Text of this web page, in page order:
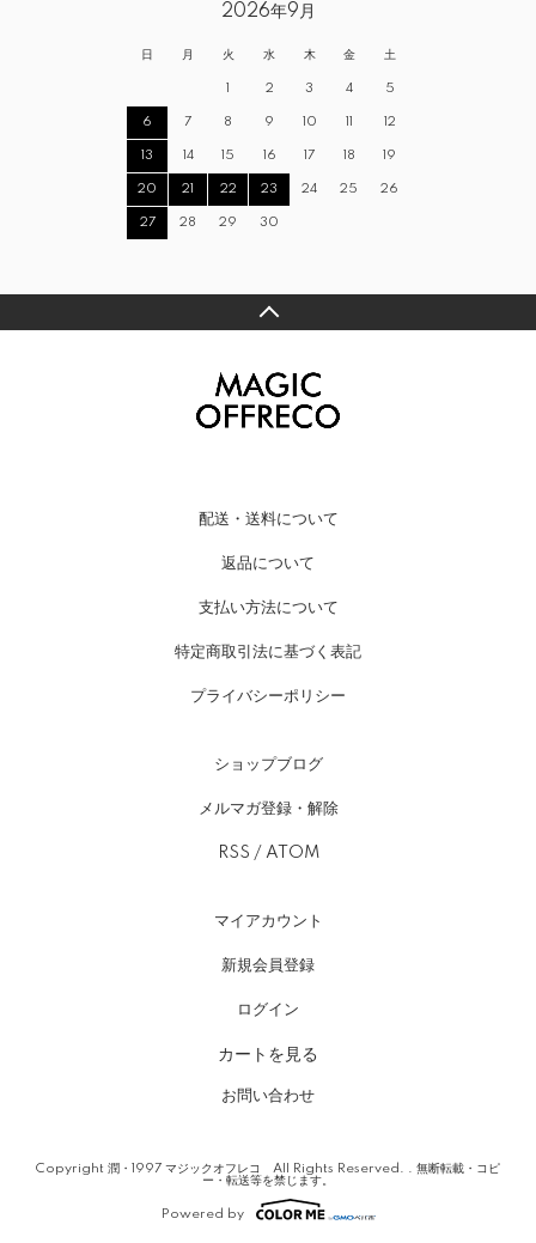
2026年9月
日 月 火 水 木 金 土
1 2 3 4 5
6 7 8 9 10 11 12
13 14 15 16 17 18 19
20 21 22 23 24 25 26
27 28 29 30
配送・送料について
返品について
支払い方法について
特定商取引法に基づく表記
プライバシーポリシー
ショップブログ
メルマガ登録・解除
RSS / ATOM
マイアカウント
新規会員登録
ログイン
カートを見る
お問い合わせ
Copyright 潤・1997 マジックオフレコ All Rights Reserved. . 無断転載・コピ
ー・転送等を禁じます。
Powered by